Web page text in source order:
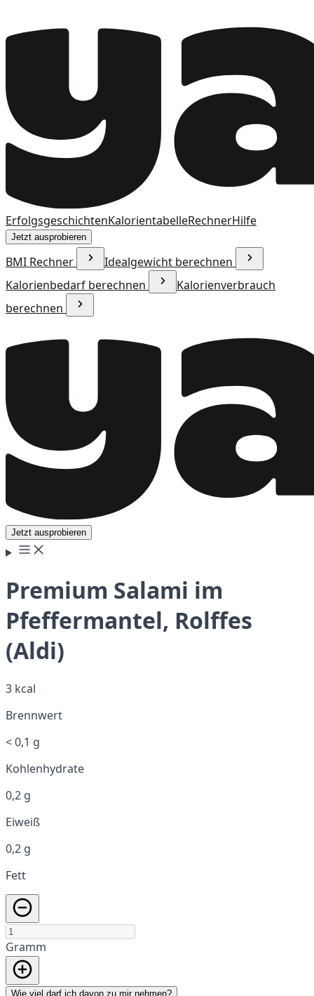
ErfolgsgeschichtenKalorientabelleRechnerHilfe
Jetzt ausprobieren
BMI Rechner
Idealgewicht berechnen
Kalorienbedarf berechnen
Kalorienverbrauch
berechnen
Jetzt ausprobieren
Premium Salami im
Pfeffermantel, Rolffes
(Aldi)
3 kcal
Brennwert
< 0,1 g
Kohlenhydrate
0,2 g
Eiweiß
0,2 g
Fett
Gramm
Wie viel darf ich davon zu mir nehmen?